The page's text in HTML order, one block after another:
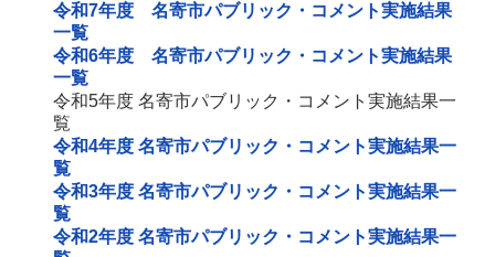
令和7年度 名寄市パブリック・コメント実施結果
一覧
令和6年度 名寄市パブリック・コメント実施結果
一覧
令和5年度 名寄市パブリック・コメント実施結果一
覧
令和4年度 名寄市パブリック・コメント実施結果一
覧
令和3年度 名寄市パブリック・コメント実施結果一
覧
令和2年度 名寄市パブリック・コメント実施結果一